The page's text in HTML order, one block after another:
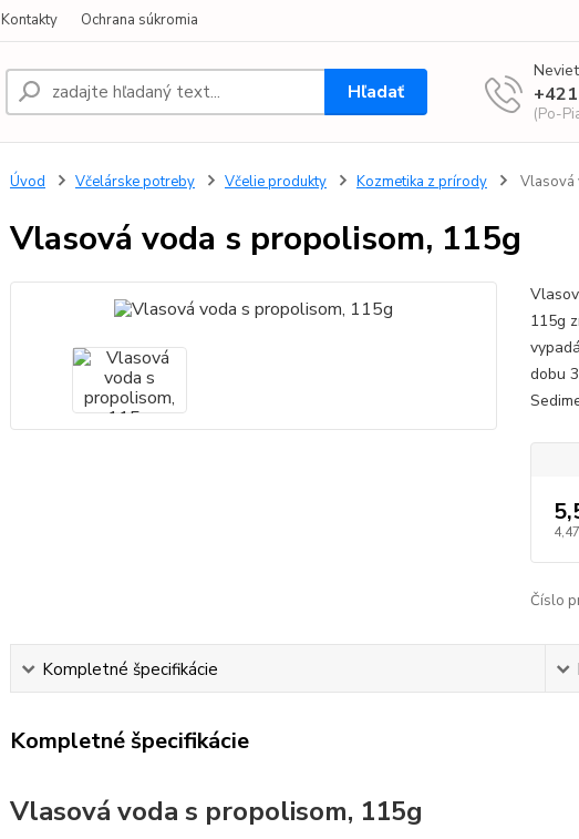
Kontakty Ochrana súkromia
Hľadať
(Po-
Úvod Včelárske potreby Včelie produkty Kozmetika z prírody Vlasová
Vlasová voda s propolisom, 115g
115g
dobu
Číslo
Kompletné špecifikácie
Kompletné špecifikácie
Vlasová voda s propolisom, 115g